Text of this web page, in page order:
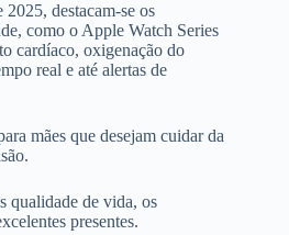
destacam-se os
como o Apple Watch Series
cardíaco, oxigenação do
real e até alertas de
mães que desejam cuidar da
qualidade de vida, os
presentes.